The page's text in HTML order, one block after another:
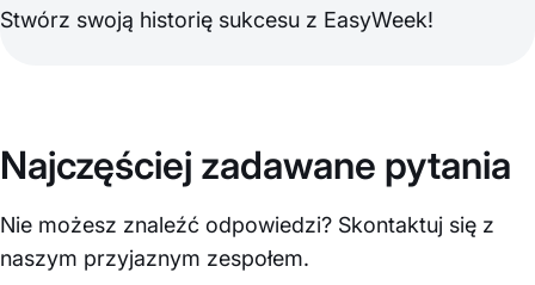
Stwórz swoją historię sukcesu z EasyWeek!
Najczęściej zadawane pytania
Nie możesz znaleźć odpowiedzi? Skontaktuj się z
naszym przyjaznym zespołem.